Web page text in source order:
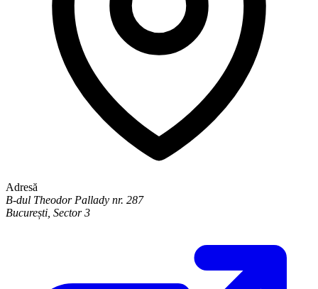
Adresă
B-dul Theodor Pallady nr. 287
București Sector 3